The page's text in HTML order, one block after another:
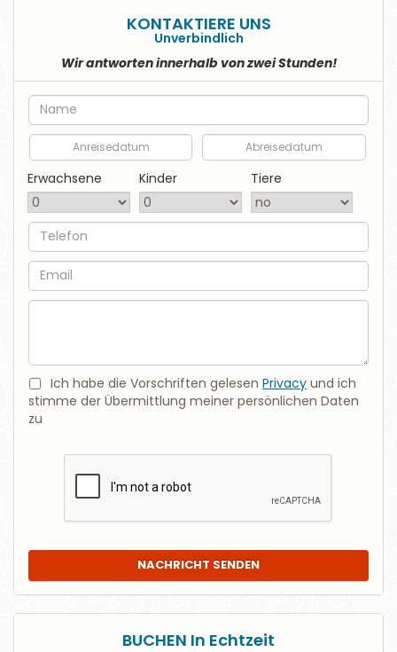
KONTAKTIERE UNS
Unverbindlich
Wir antworten innerhalb von zwei Stunden!
Nome
Anreisedatum
Abreisedatum
Erwachsene
Kinder Tiere
Telefon
EMail
Nachricht
Ich habe die Vorschriften gelesen Privacy und ich
stimme der Übermittlung meiner persönlichen Daten
zu
NACHRICHT SENDEN
BUCHEN In Echtzeit